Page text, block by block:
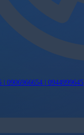
| 0906966654 | 0944999645